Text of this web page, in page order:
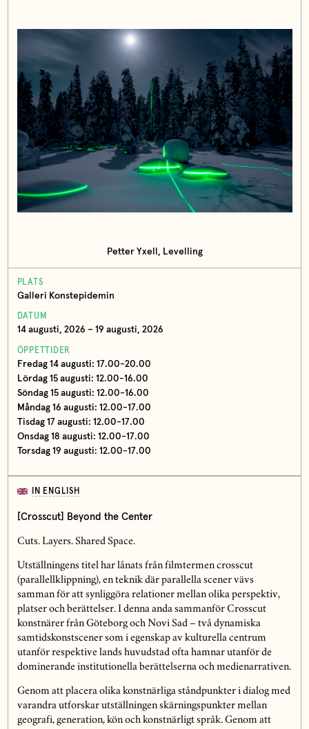
Petter Yxell, Levelling
PLATS
Galleri Konstepidemin
DATUM
14 augusti, 2026 – 19 augusti, 2026
ÖPPETTIDER
Fredag 14 augusti: 17.00-20.00
Lördag 15 augusti: 12.00-16.00
Söndag 15 augusti: 12.00-16.00
Måndag 16 augusti: 12.00-17.00
Tisdag 17 augusti: 12.00-17.00
Onsdag 18 augusti: 12.00-17.00
Torsdag 19 augusti: 12.00-17.00
IN ENGLISH
[Crosscut] Beyond the Center
Cuts. Layers. Shared Space.
Utställningens titel har lånats från filmtermen crosscut
(parallellklippning), en teknik där parallella scener vävs
samman för att synliggöra relationer mellan olika perspektiv,
platser och berättelser. I denna anda sammanför Crosscut
konstnärer från Göteborg och Novi Sad – två dynamiska
samtidskonstscener som i egenskap av kulturella centrum
utanför respektive lands huvudstad ofta hamnar utanför de
dominerande institutionella berättelserna och medienarrativen.
Genom att placera olika konstnärliga ståndpunkter i dialog med
varandra utforskar utställningen skärningspunkter mellan
geografi, generation, kön och konstnärligt språk. Genom att